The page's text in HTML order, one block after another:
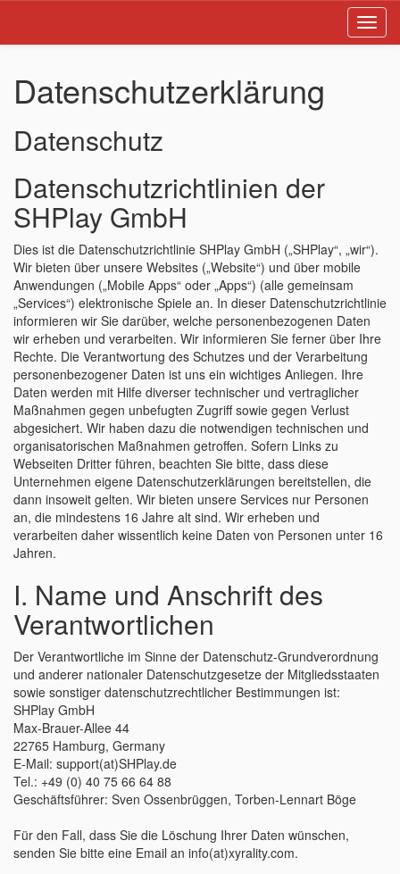
Datenschutzerklärung
Datenschutz
Datenschutzrichtlinien der
SHPlay GmbH
Dies ist die Datenschutzrichtlinie SHPlay GmbH („SHPlay“, „wir“).
Wir bieten über unsere Websites („Website“) und über mobile
Anwendungen („Mobile Apps“ oder „Apps“) (alle gemeinsam
„Services“) elektronische Spiele an. In dieser Datenschutzrichtlinie
informieren wir Sie darüber, welche personenbezogenen Daten
wir erheben und verarbeiten. Wir informieren Sie ferner über Ihre
Rechte. Die Verantwortung des Schutzes und der Verarbeitung
personenbezogener Daten ist uns ein wichtiges Anliegen. Ihre
Daten werden mit Hilfe diverser technischer und vertraglicher
Maßnahmen gegen unbefugten Zugriff sowie gegen Verlust
abgesichert. Wir haben dazu die notwendigen technischen und
organisatorischen Maßnahmen getroffen. Sofern Links zu
Webseiten Dritter führen, beachten Sie bitte, dass diese
Unternehmen eigene Datenschutzerklärungen bereitstellen, die
dann insoweit gelten. Wir bieten unsere Services nur Personen
an, die mindestens 16 Jahre alt sind. Wir erheben und
verarbeiten daher wissentlich keine Daten von Personen unter 16
Jahren.
I. Name und Anschrift des
Verantwortlichen
Der Verantwortliche im Sinne der Datenschutz-Grundverordnung
und anderer nationaler Datenschutzgesetze der Mitgliedsstaaten
sowie sonstiger datenschutzrechtlicher Bestimmungen ist:
SHPlay GmbH
Max-Brauer-Allee 44
22765 Hamburg, Germany
E-Mail: support(at)SHPlay.de
Tel.: +49 (0) 40 75 66 64 88
Geschäftsführer: Sven Ossenbrüggen, Torben-Lennart Böge
Für den Fall, dass Sie die Löschung Ihrer Daten wünschen,
senden Sie bitte eine Email an info(at)xyrality.com.